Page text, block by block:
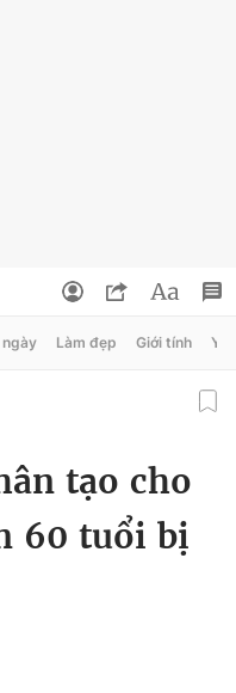
ngày Làm đẹp Giới tính Y
tạo cho
60 tuổi bị